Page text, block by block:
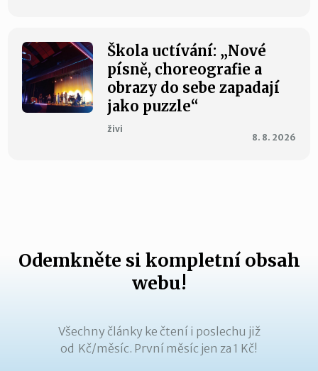
Škola uctívání: „Nové
písně, choreografie a
obrazy do sebe zapadají
jako puzzle“
živi
8. 8. 2026
Odemkněte si kompletní obsah
webu!
Všechny články ke čtení i poslechu již
od Kč/měsíc. První měsíc jen za 1 Kč!